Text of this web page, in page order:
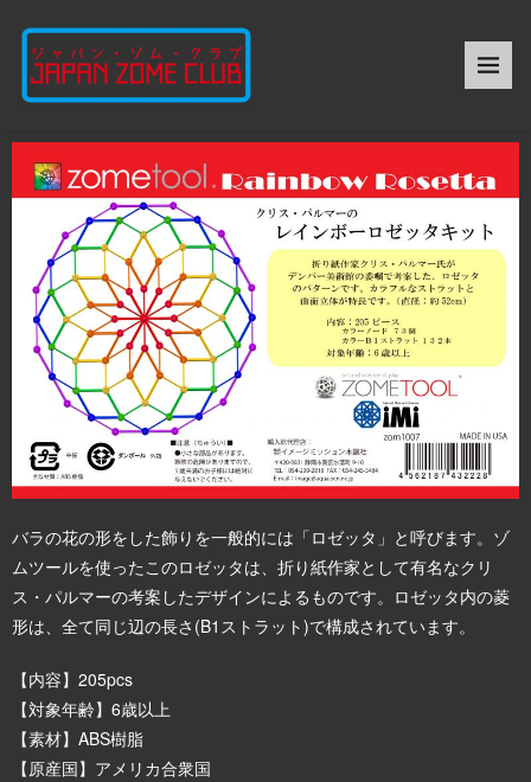
バラの花の形をした飾りを一般的には「ロゼッタ」と呼びます。ゾ
ムツールを使ったこのロゼッタは、折り紙作家として有名なクリ
ス・パルマーの考案したデザインによるものです。ロゼッタ内の菱
形は、全て同じ辺の長さ(B1ストラット)で構成されています。
【内容】205pcs
【対象年齢】6歳以上
【素材】ABS樹脂
【原産国】アメリカ合衆国